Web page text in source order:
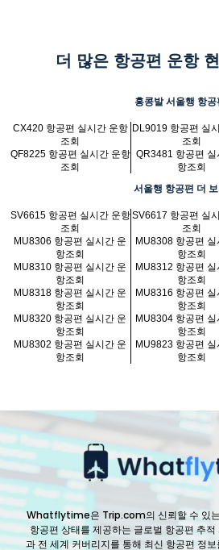
더 많은 항공편 운항
홍콩발 서울행 항공
CX420 항공편 실시간 운항
조회
DL9019 항공편 실
조회
QF8225 항공편 실시간 운항
조회
QR3481 항공편 실
항조회
서울행 항공편 더 보
SV6615 항공편 실시간 운항
조회
SV6617 항공편 실
조회
MU8306 항공편 실시간 운
항조회
MU8308 항공편 실
항조회
MU8310 항공편 실시간 운
항조회
MU8312 항공편 실
항조회
MU8318 항공편 실시간 운
항조회
MU8316 항공편 실
항조회
MU8320 항공편 실시간 운
항조회
MU8304 항공편 실
항조회
MU8302 항공편 실시간 운
항조회
MU9823 항공편 실
항조회
Whatflytime은 Trip.com의 신뢰할 수 있는
항공편 상태를 제공하는 글로벌 항공편 추
과 전 세계 커버리지를 통해 최신 항공편 정